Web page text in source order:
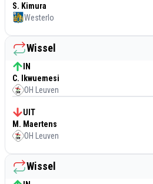
S. Kimura
Westerlo
Wissel
IN
C. Ikwuemesi
OH Leuven
UIT
M. Maertens
OH Leuven
Wissel